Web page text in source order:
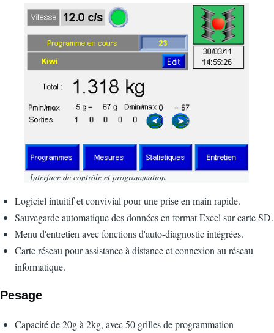
Image
Interface de contrôle et programmation
Logiciel intuitif et convivial pour une prise en main rapide.
Sauvegarde automatique des données en format Excel sur carte SD.
Menu d'entretien avec fonctions d'auto-diagnostic intégrées.
Carte réseau pour assistance à distance et connexion au réseau
informatique.
Pesage
Capacité de 20g à 2kg, avec 50 grilles de programmation